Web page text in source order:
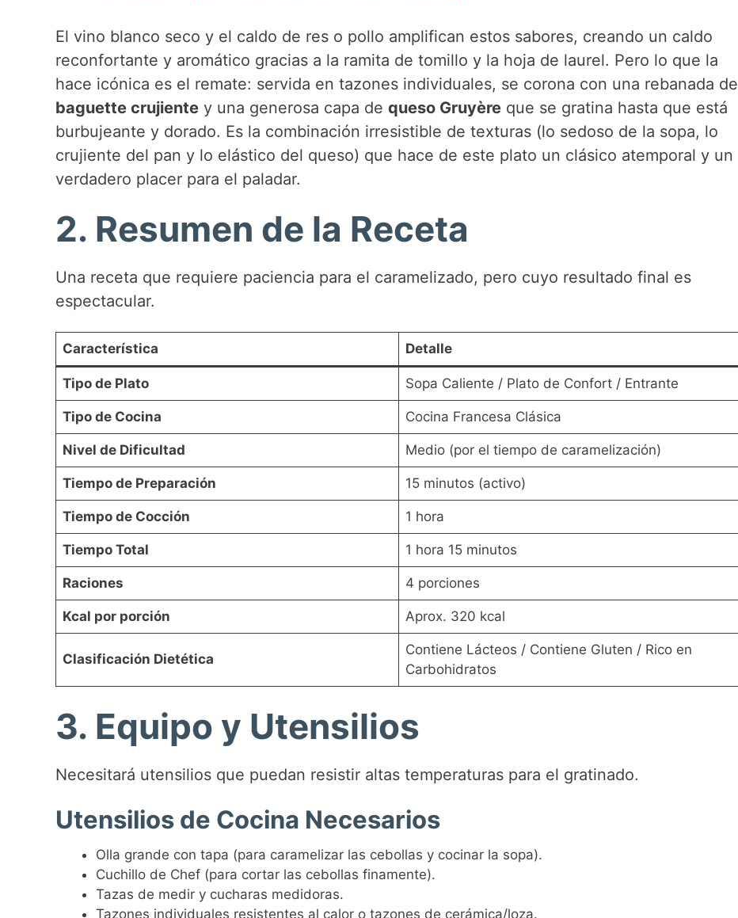
V
i
d
o
El vino blanco seco y el caldo de res o pollo amplifican estos sabores, creando un caldo
reconfortante y aromático gracias a la ramita de tomillo y la hoja de laurel. Pero lo que la
hace icónica es el remate: servida en tazones individuales, se corona con una rebanada de
baguette crujientey una generosa capa de queso Gruyèreque se gratina hasta que está
burbujeante y dorado. Es la combinación irresistible de texturas (lo sedoso de la sopa, lo
crujiente del pan y lo elástico del queso) que hace de este plato un clásico atemporal y un
verdadero placer para el paladar.
2. Resumen de la Receta
Una receta que requiere paciencia para el caramelizado, pero cuyo resultado final es
espectacular.
Característica Detalle
Tipo de Plato Sopa Caliente / Plato de Confort / Entrante
Tipo de Cocina Cocina Francesa Clásica
Nivel de Dificultad Medio (por el tiempo de caramelización)
Tiempo de Preparación 15 minutos (activo)
Tiempo de Cocción 1 hora
Tiempo Total 1 hora 15 minutos
Raciones 4 porciones
Kcal por porción Aprox. 320 kcal
Clasificación Dietética
Contiene Lácteos / Contiene Gluten / Rico en
Carbohidratos
3. Equipo y Utensilios
Necesitará utensilios que puedan resistir altas temperaturas para el gratinado.
Utensilios de Cocina Necesarios
Olla grande con tapa (para caramelizar las cebollas y cocinar la sopa).
Cuchillo de Chef (para cortar las cebollas finamente).
Tazas de medir y cucharas medidoras.
Tazones individuales resistentes al calor o tazones de cerámica/loza.